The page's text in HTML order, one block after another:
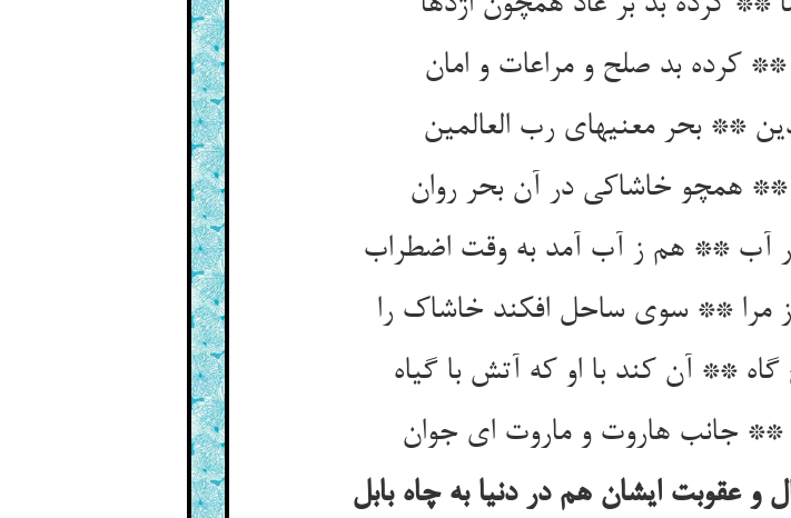
مرا ** سوی ساحل افکند خاشاک را